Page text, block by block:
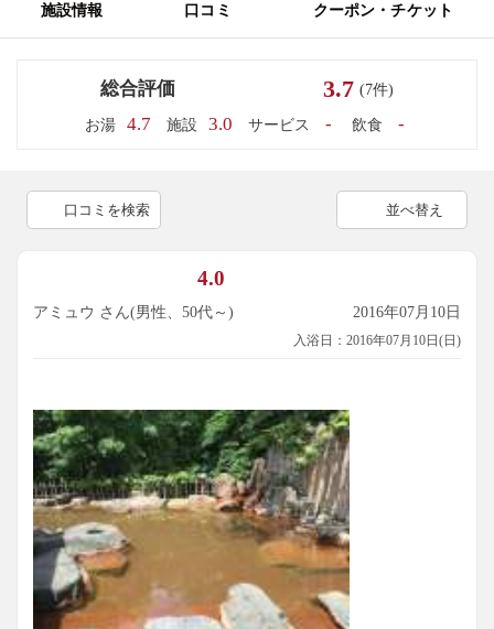
施設情報 口コミ クーポン・チケット
総合評価 3.7 (7件)
お湯 4.7 施設 3.0 サービス - 飲食 -
口コミを検索 並べ替え
4.0
アミュウ さん(男性、50代～) 2016年07月10日
入浴日：2016年07月10日(日)